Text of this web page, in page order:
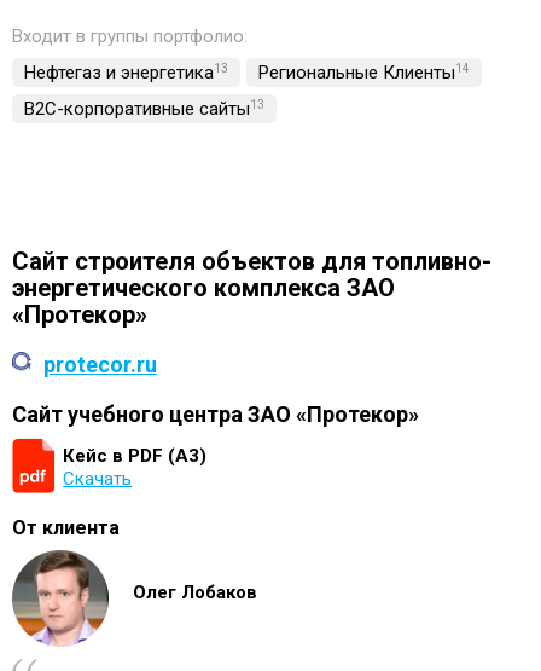
Входит в группы портфолио:
Нефтегаз и энергетика13 Региональные Клиенты14
B2C-корпоративные сайты13
Сайт строителя объектов для топливно-
энергетического комплекса ЗАО
«Протекор»
protecor.ru
Сайт учебного центра ЗАО «Протекор»
Кейс в PDF (А3)
Скачать
От клиента
Олег Лобаков